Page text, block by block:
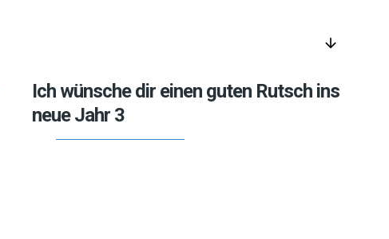
arrow_downward
Ich wünsche dir einen guten Rutsch ins
neue Jahr 3